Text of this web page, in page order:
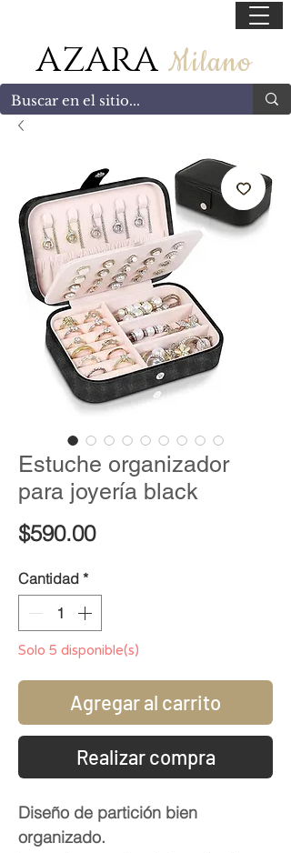
AZARA Milano
Estuche organizador
para joyería black
$590.00Precio
Cantidad *
Solo 5 disponible(s)
Agregar al carrito
Realizar compra
Diseño de partición bien
organizado.